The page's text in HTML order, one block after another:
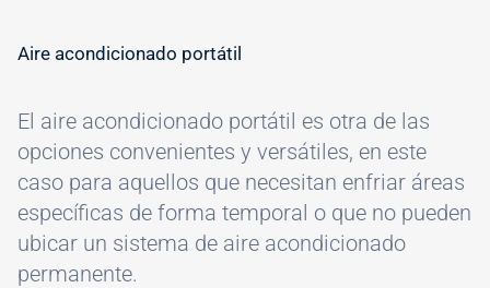
Aire acondicionado portátil
El aire acondicionado portátil es otra de las
opciones convenientes y versátiles, en este
caso para aquellos que necesitan enfriar áreas
específicas de forma temporal o que no pueden
ubicar un sistema de aire acondicionado
permanente.